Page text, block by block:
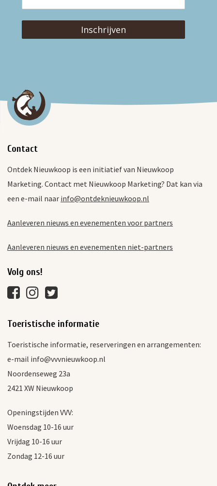
Inschrijven
Contact
Ontdek Nieuwkoop is een initiatief van Nieuwkoop
Marketing. Contact met Nieuwkoop Marketing? Dat kan via
een e-mail naar info@ontdeknieuwkoop.nl
Aanleveren nieuws en evenementen voor partners
Aanleveren nieuws en evenementen niet-partners
Volg ons!
Toeristische informatie
Toeristische informatie, reserveringen en arrangementen:
e-mail info@vvvnieuwkoop.nl
Noordenseweg 23a
2421 XW Nieuwkoop
Openingstijden VVV:
Woensdag 10-16 uur
Vrijdag 10-16 uur
Zondag 12-16 uur